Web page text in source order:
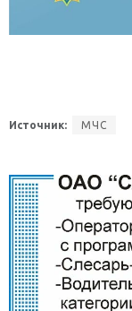
Источник: МЧС